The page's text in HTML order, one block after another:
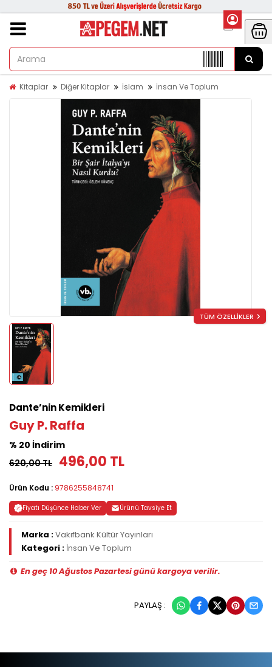
Kitaplar Diğer Kitaplar İslam İnsan Ve Toplum
TÜM ÖZELLİKLER
Dante’nin Kemikleri
Guy P. Raffa
% 20 İndirim
620,00 TL 496,00 TL
Ürün Kodu : 9786255848741
Fiyatı Düşünce Haber Ver Ürünü Tavsiye Et
Marka :Vakıfbank Kültür Yayınları
Kategori : İnsan Ve Toplum
En geç 10 Ağustos Pazartesi günü kargoya verilir.
PAYLAŞ :